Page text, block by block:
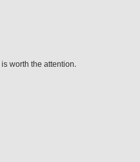
worth the attention.